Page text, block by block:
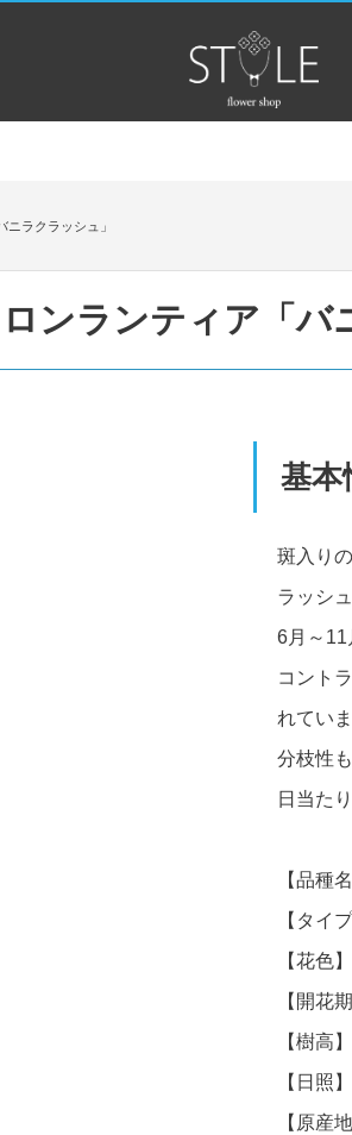
ラクラッシュ」
ンランティア「バ
基本
斑入り
ラッシュ
6月～11
コント
れていま
分枝性
日当た
【品種
【タイ
【花色
【開花
【樹高
【日照
【原産